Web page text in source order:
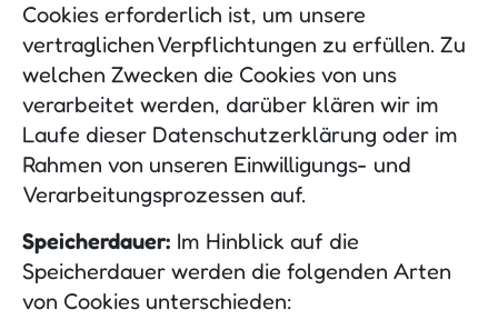
Cookies erforderlich ist, um unsere
vertraglichen Verpflichtungen zu erfüllen. Zu
welchen Zwecken die Cookies von uns
verarbeitet werden, darüber klären wir im
Laufe dieser Datenschutzerklärung oder im
Rahmen von unseren Einwilligungs- und
Verarbeitungsprozessen auf.
Speicherdauer: Im Hinblick auf die
Speicherdauer werden die folgenden Arten
von Cookies unterschieden: